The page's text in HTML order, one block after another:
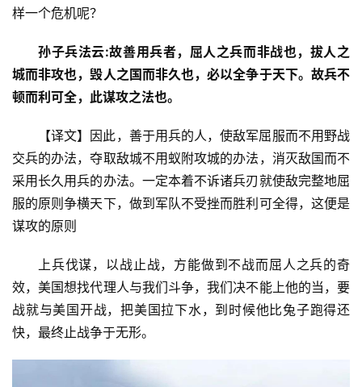
样一个危机呢？
孙子兵法云:故善用兵者，屈人之兵而非战也，拔人之
城而非攻也，毁人之国而非久也，必以全争于天下。故兵不
顿而利可全，此谋攻之法也。
【译文】因此，善于用兵的人，使敌军屈服而不用野战
交兵的办法，夺取敌城不用蚁附攻城的办法，消灭敌国而不
采用长久用兵的办法。一定本着不诉诸兵刃就使敌完整地屈
服的原则争横天下，做到军队不受挫而胜利可全得，这便是
谋攻的原则
上兵伐谋，以战止战，方能做到不战而屈人之兵的奇
效，美国想找代理人与我们斗争，我们决不能上他的当，要
战就与美国开战，把美国拉下水，到时候他比兔子跑得还
快，最终止战争于无形。